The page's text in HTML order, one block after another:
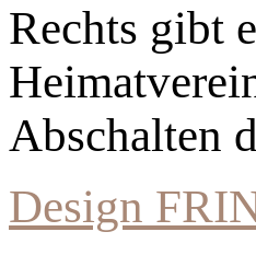
Rechts gibt
Abschalten
Design